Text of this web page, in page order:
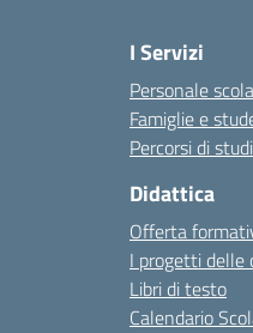
I Servizi
Personale
Famiglie e
Percorsi di
Didattica
Offerta
I progetti delle
Libri di testo
Calendario